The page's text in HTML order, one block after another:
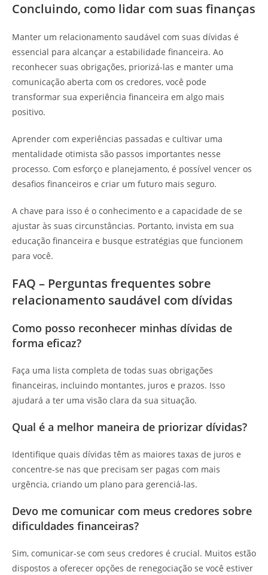
Concluindo, como lidar com suas finanças
Manter um relacionamento saudável com suas dívidas é
essencial para alcançar a estabilidade financeira. Ao
reconhecer suas obrigações, priorizá-las e manter uma
comunicação aberta com os credores, você pode
transformar sua experiência financeira em algo mais
positivo.
Aprender com experiências passadas e cultivar uma
mentalidade otimista são passos importantes nesse
processo. Com esforço e planejamento, é possível vencer os
desafios financeiros e criar um futuro mais seguro.
A chave para isso é o conhecimento e a capacidade de se
ajustar às suas circunstâncias. Portanto, invista em sua
educação financeira e busque estratégias que funcionem
para você.
FAQ – Perguntas frequentes sobre
relacionamento saudável com dívidas
Como posso reconhecer minhas dívidas de
forma eficaz?
Faça uma lista completa de todas suas obrigações
financeiras, incluindo montantes, juros e prazos. Isso
ajudará a ter uma visão clara da sua situação.
Qual é a melhor maneira de priorizar dívidas?
Identifique quais dívidas têm as maiores taxas de juros e
concentre-se nas que precisam ser pagas com mais
urgência, criando um plano para gerenciá-las.
Devo me comunicar com meus credores sobre
dificuldades financeiras?
Sim, comunicar-se com seus credores é crucial. Muitos estão
dispostos a oferecer opções de renegociação se você estiver